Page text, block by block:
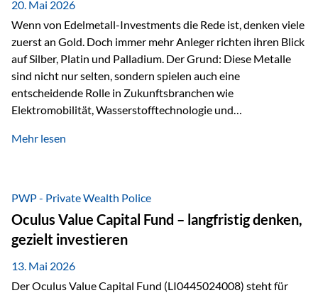
20. Mai 2026
Wenn von Edelmetall-Investments die Rede ist, denken viele
zuerst an Gold. Doch immer mehr Anleger richten ihren Blick
auf Silber, Platin und Palladium. Der Grund: Diese Metalle
sind nicht nur selten, sondern spielen auch eine
entscheidende Rolle in Zukunftsbranchen wie
Elektromobilität, Wasserstofftechnologie und
Faktoren für Investoren – begrenztes Angebot und
klassischer „Sicherheitsanker“ gilt, bieten Silber, Platin und
Palladium zusätzlich die Chance, von technologischen
Entwicklungen zu profitieren. Die Nachfrage entsteht nicht
nur durch Anleger, sondern vor allem durch die Industrie.
Gerade in…
Mehr lesen
PWP - Private Wealth Police
Oculus Value Capital Fund – langfristig denken,
gezielt investieren
13. Mai 2026
Der Oculus Value Capital Fund (LI0445024008) steht für